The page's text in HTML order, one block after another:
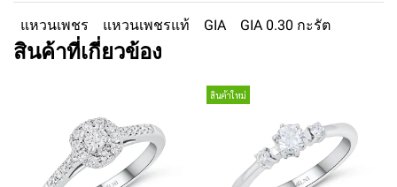
แหวนเพชร แหวนเพชรแท้ GIA GIA 0.30 กะรัต
สินค้าที่เกี่ยวข้อง
สินค้าใหม่